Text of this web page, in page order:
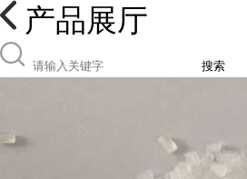
产品展厅
搜索